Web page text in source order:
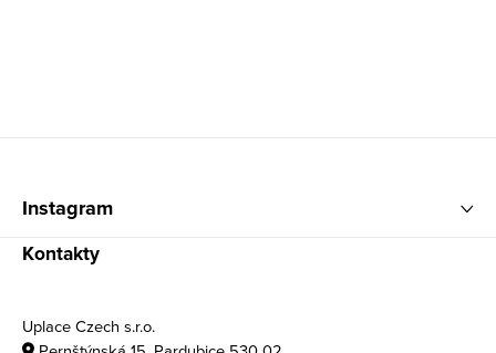
Instagram
Kontakty
Uplace Czech s.r.o.